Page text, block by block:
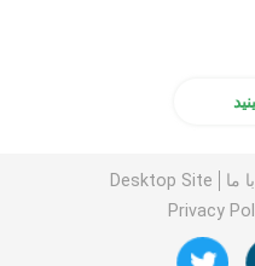
ما
Desktop Site
Privacy